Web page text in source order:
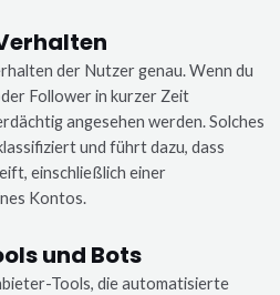
der Nutzer genau. Wenn du
Follower in kurzer Zeit
angesehen werden. Solches
und führt dazu, dass
einschließlich einer
Kontos.
und Bots
Tools, die automatisierte